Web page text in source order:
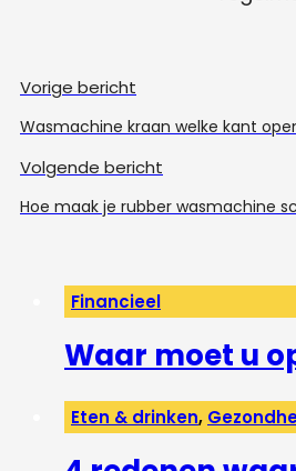
Vorige bericht
Wasmachine kraan welke kant
Volgende bericht
Hoe maak je rubber wasmachine
Financieel
Waar moet u
Eten & drinken,